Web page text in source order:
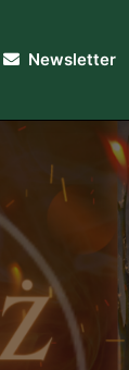
Newsletter